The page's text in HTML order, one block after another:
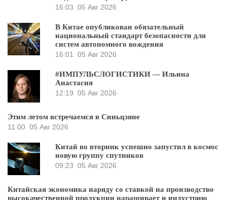
16:03 05 Авг 2026
В Китае опубликован обязательный
национальный стандарт безопасности для
систем автономного вождения
16:01
05 Авг 2026
#ИМПУЛЬСЛОГИСТИКИ — Ильина
Анастасия
12:19 05 Авг 2026
Этим летом встречаемся в Синьцзяне
11:00 05 Авг 2026
Китай во вторник успешно запустил в космос
новую группу спутников
09:23 05 Авг 2026
Китайская экономика наряду со ставкой на производство
высокачественной продукции наращивает и индустрию